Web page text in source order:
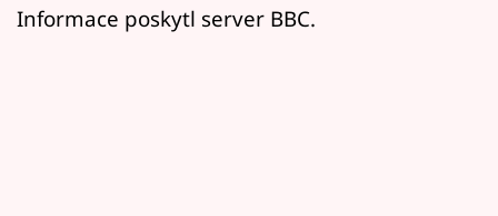
Sledujte nás
Informace poskytl server BBC.